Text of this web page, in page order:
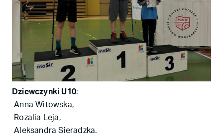
Dziewczynki U10:
Anna Witowska,
Rozalia Leja,
Aleksandra Sieradzka.